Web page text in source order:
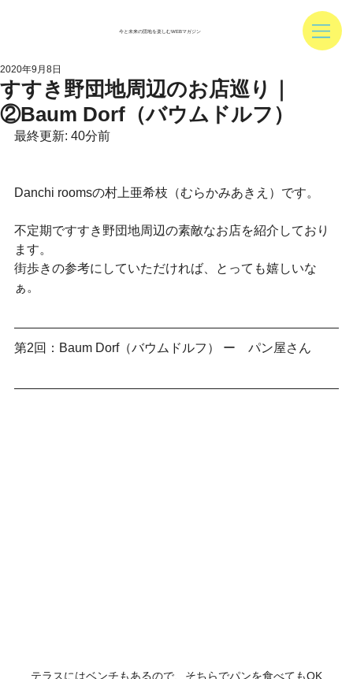
今と未来の団地を楽しむWEBマガジン
すすき野団地周辺のお店巡り｜
②Baum Dorf（バウムドルフ）
2020年9月8日
最終更新: 40分前
Danchi roomsの村上亜希枝（むらかみあきえ）です。
不定期ですすき野団地周辺の素敵なお店を紹介しており
ます。
街歩きの参考にしていただければ、とっても嬉しいな
ぁ。
第2回：Baum Dorf（バウムドルフ） ー　パン屋さん
テラスにはベンチもあるので、そちらでパンを食べてもOK